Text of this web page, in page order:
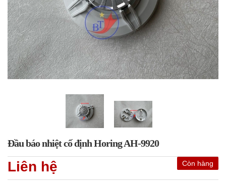
Đầu báo nhiệt cố định Horing AH-9920
Còn hàng
Liên hệ